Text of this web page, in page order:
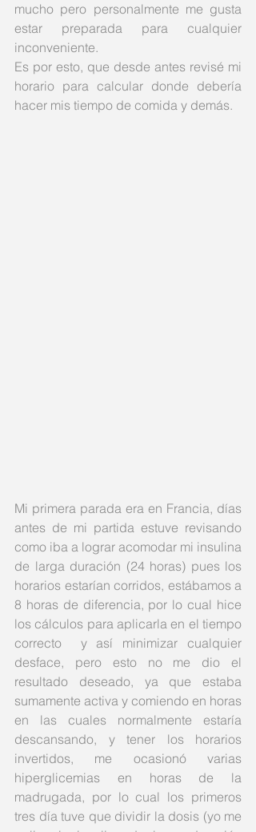
mucho pero personalmente me gusta
estar preparada para cualquier
inconveniente.
Es por esto, que desde antes revisé mi
horario para calcular donde debería
hacer mis tiempo de comida y demás.
Mi primera parada era en Francia, días
antes de mi partida estuve revisando
como iba a lograr acomodar mi insulina
de larga duración (24 horas) pues los
horarios estarían corridos, estábamos a
8 horas de diferencia, por lo cual hice
los cálculos para aplicarla en el tiempo
correcto  y así minimizar cualquier
desface, pero esto no me dio el
resultado deseado, ya que estaba
sumamente activa y comiendo en horas
en las cuales normalmente estaría
descansando, y tener los horarios
invertidos, me ocasionó varias
hiperglicemias en horas de la
madrugada, por lo cual los primeros
tres día tuve que dividir la dosis (yo me